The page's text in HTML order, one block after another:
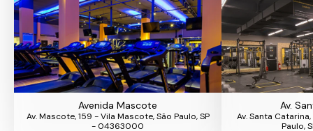
Avenida Mascote
Av. Mascote, 159 - Vila Mascote, São Paulo, SP
- 04363000
Av.
Av. Santa
Paulo,